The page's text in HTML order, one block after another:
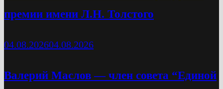
премии имени Л.Н. Толстого
04.08.202604.08.2026
Валерий Маслов — член совета “Единой